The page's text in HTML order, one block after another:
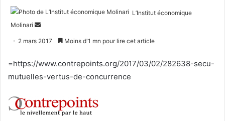
L’Institut économique
Molinari
Envoyer
2 mars 2017 Moins d'1 mn pour lire cet article
=https://www.contrepoints.org/2017/03/02/282638-secu-
mutuelles-vertus-de-concurrence